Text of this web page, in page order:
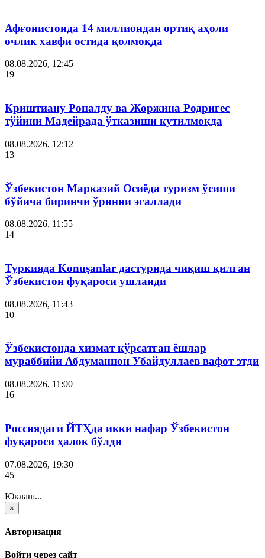
Афғонистонда 14 миллиондан ортиқ аҳоли
очлик хавфи остида қолмоқда
08.08.2026, 12:45
19
Криштиану Роналду ва Жоржина Родригес
тўйини Мадейрада ўтказиши кутилмоқда
08.08.2026, 12:12
13
Ўзбекистон Марказий Осиёда туризм ўсиши
бўйича биринчи ўринни эгаллади
08.08.2026, 11:55
14
Туркияда Konuşanlar дастурида чиқиш қилган
Ўзбекистон фуқароси ушланди
08.08.2026, 11:43
10
Ўзбекистонда хизмат кўрсатган ёшлар
мураббийи Абдуманнон Убайдуллаев вафот этди
08.08.2026, 11:00
16
Россиядаги ЙТҲда икки нафар Ўзбекистон
фуқароси ҳалок бўлди
07.08.2026, 19:30
45
Юклаш...
×
Авторизация
Войти через сайт